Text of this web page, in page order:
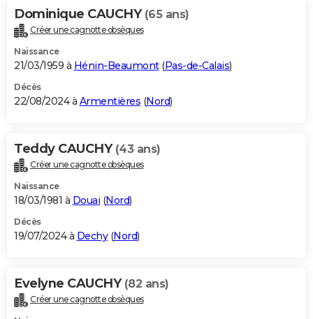
Dominique CAUCHY (65 ans)
Créer une cagnotte obsèques
Naissance
21/03/1959 à Hénin-Beaumont(Pas-de-Calais)
Décès
22/08/2024 à Armentières (Nord)
Teddy CAUCHY (43 ans)
Créer une cagnotte obsèques
Naissance
18/03/1981 à Douai (Nord)
Décès
19/07/2024 à Dechy(Nord)
Evelyne CAUCHY (82 ans)
Créer une cagnotte obsèques